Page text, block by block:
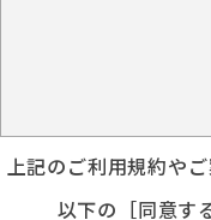
上記のご利用規約や
以下の［同意す